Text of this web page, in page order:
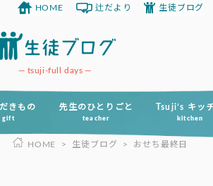
tsuji-full days
きもの
gift
先生のひとりごと
teacher
Tsuji’s キッ
kitchen
HOME 辻だより 生徒ブログ
HOME > 生徒ブログ > おせち最終日